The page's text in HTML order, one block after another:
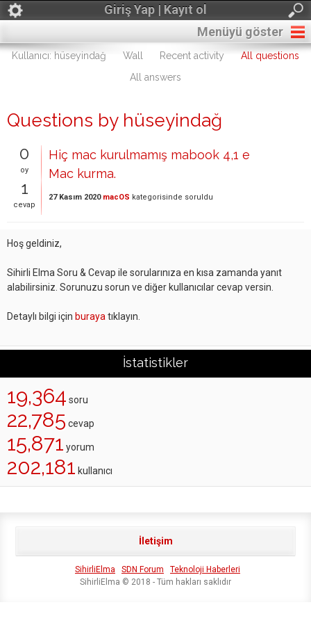
Giriş Yap | Kayıt ol
Menüyü göster
Kullanıcı: hüseyindağ Wall Recent activity
All questions
All answers
Questions by hüseyindağ
0
oy
1
cevap
Hiç mac kurulmamış mabook 4,1 e
Mac kurma.
27 Kasım 2020 macOS kategorisinde soruldu
Hoş geldiniz,
Sihirli Elma Soru & Cevap ile sorularınıza en kısa zamanda yanıt
alabilirsiniz. Sorunuzu sorun ve diğer kullanıcılar cevap versin.
Detaylı bilgi için buraya tıklayın.
İstatistikler
19,364 soru
22,785 cevap
15,871 yorum
202,181 kullanıcı
İletişim
SihirliElma SDN Forum
Teknoloji Haberleri
SihirliElma © 2018 - Tüm hakları saklıdır